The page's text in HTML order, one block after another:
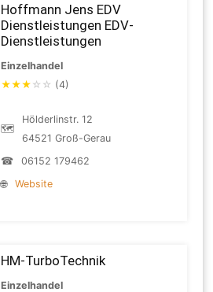
Hoffmann Jens EDV
Dienstleistungen EDV-
Dienstleistungen
Einzelhandel
★★★ ☆ ☆ (4)
🗺
Hölderlinstr. 12
64521 Groß-Gerau
☎
06152 179462
🌐
Website
HM-TurboTechnik
Einzelhandel